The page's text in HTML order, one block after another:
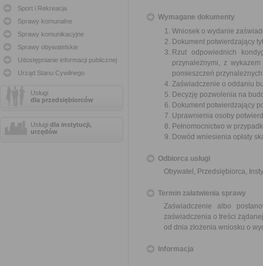
Sport i Rekreacja
Sprawy komunalne
Sprawy komunikacyjne
Sprawy obywatelskie
Udostępnianie informacji publicznej
Urząd Stanu Cywilnego
Usługi
dla przedsiębiorców
Usługi dla instytucji,
urzędów
Wymagane dokumenty
Wniosek o wydanie
Dokument potwierdzający
Rzut odpowiednich
przynależnymi, z
pomieszczeń
Zaświadczenie o oddaniu
Decyzję pozwolenia na
Dokument potwierdzający
Uprawnienia osoby
Pełnomocnictwo w
Dowód wniesienia opłaty
Odbiorca usługi
Obywatel, Przedsiębiorca,
Termin załatwienia sprawy
Zaświadczenie albo
zaświadczenia o treści
od dnia złożenia wniosku o
Informacja